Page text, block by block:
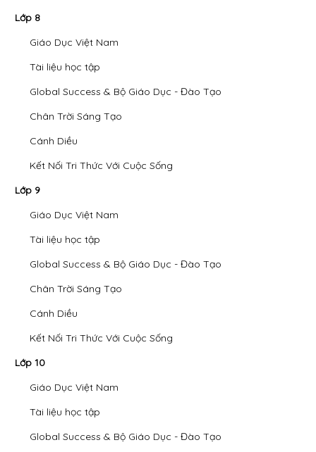
Lớp 8
Giáo Dục Việt Nam
Tài liệu học tập
Global Success & Bộ Giáo Dục - Đào Tạo
Chân Trời Sáng Tạo
Cánh Diều
Kết Nối Tri Thức Với Cuộc Sống
Lớp 9
Giáo Dục Việt Nam
Tài liệu học tập
Global Success & Bộ Giáo Dục - Đào Tạo
Chân Trời Sáng Tạo
Cánh Diều
Kết Nối Tri Thức Với Cuộc Sống
Lớp 10
Giáo Dục Việt Nam
Tài liệu học tập
Global Success & Bộ Giáo Dục - Đào Tạo